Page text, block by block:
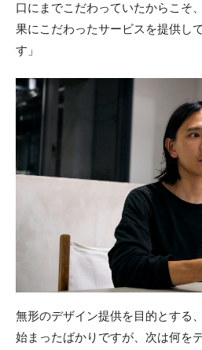
口にまでこだわっていたからこそ
果にこだわったサービスを提供し
す」
無形のデザイン提供を目的とする
始まったばかりですが、次は何を